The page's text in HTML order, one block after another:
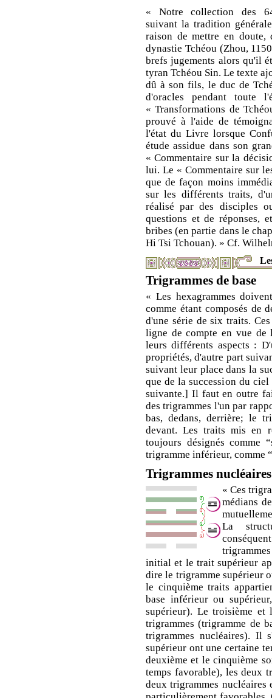
« Notre collection des
suivant la tradition
raison de mettre en
dynastie Tchéou (Zhou,
brefs jugements alors qu'il
tyran Tchéou Sin. Le texte
dû à son fils, le duc de
d'oracles pendant toute
« Transformations de
prouvé à l'aide de
l'état du Livre lorsque
étude assidue dans son
« Commentaire sur la
lui. Le « Commentaire sur
que de façon moins
sur les différents traits,
réalisé par des disciples
questions et de réponses,
bribes (en partie dans le
Hi Tsi Tchouan). » Cf.
Trigrammes de base
« Les hexagrammes
comme étant composés de
d'une série de six traits.
ligne de compte en vue de
leurs différents aspects :
propriétés, d'autre part
suivant leur place dans la
que de la succession du
suivante.] Il faut en outre
des trigrammes l'un par
bas, dedans, derrière; le
devant. Les traits mis en
toujours désignés comme
trigramme inférieur, comme
Trigrammes nucléaires
« Ces
médians
La
initial et le trait supérieur
dire le trigramme supérieur
le cinquième traits
base inférieur ou
supérieur). Le troisième et
trigrammes (trigramme de
trigrammes nucléaires).
supérieur ont une certaine
deuxième et le cinquième
temps favorable), les deux
deux trigrammes